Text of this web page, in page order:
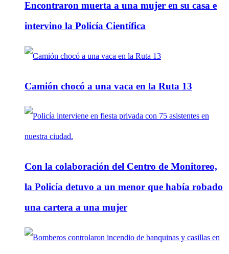
Encontraron muerta a una mujer en su casa e
intervino la Policía Científica
Camión chocó a una vaca en la Ruta 13
Con la colaboración del Centro de Monitoreo,
la Policía detuvo a un menor que había robado
una cartera a una mujer